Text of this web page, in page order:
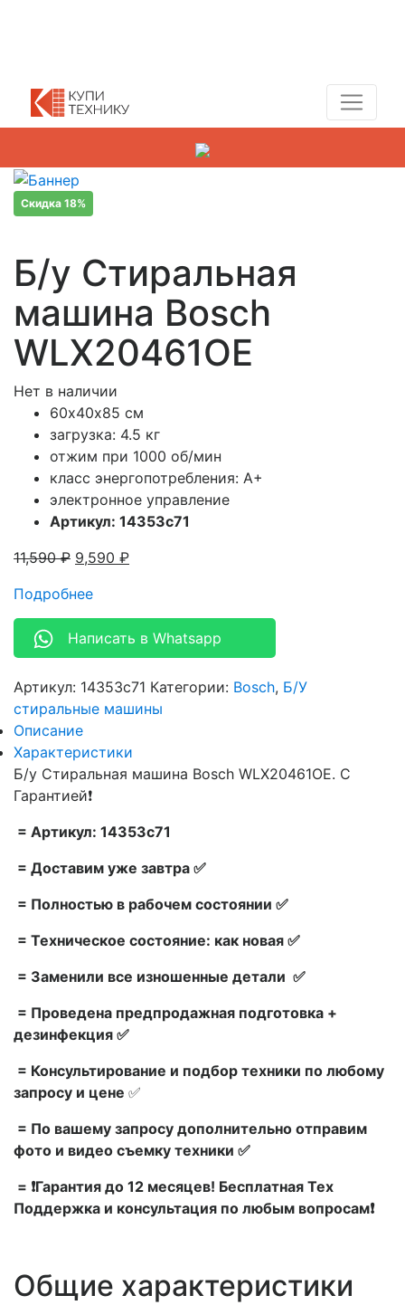
Скидка 18%
Б/у Стиральная
машина Bosch
WLX20461OE
Нет в наличии
60х40х85 см
загрузка: 4.5 кг
отжим при 1000 об/мин
класс энергопотребления: A+
электронное управление
Артикул: 14353c71
11,590₽ 9,590 ₽
Подробнее
Написать в Whatsapp
Артикул: 14353c71 Категории: Bosch, Б/У
стиральные машины
Описание
Характеристики
Б/у Стиральная машина Bosch WLX20461OE. С
Гарантией❗
= Артикул: 14353c71
= Доставим уже завтра ✅
= Полностью в рабочем состоянии ✅
= Техническое состояние: как новая ✅
= Заменили все изношенные детали ✅
= Проведена предпродажная подготовка +
дезинфекция ✅
= Консультирование и подбор техники по любому
запросу и цене ✅
= По вашему запросу дополнительно отправим
фото и видео съемку техники ✅
= ❗Гарантия до 12 месяцев! Бесплатная Тех
Поддержка и консультация по любым вопросам❗
Общие характеристики